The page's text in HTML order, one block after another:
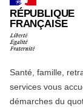
RÉPUBLIQUE
FRANÇAISE
Santé, famille,
services vous
démarches du